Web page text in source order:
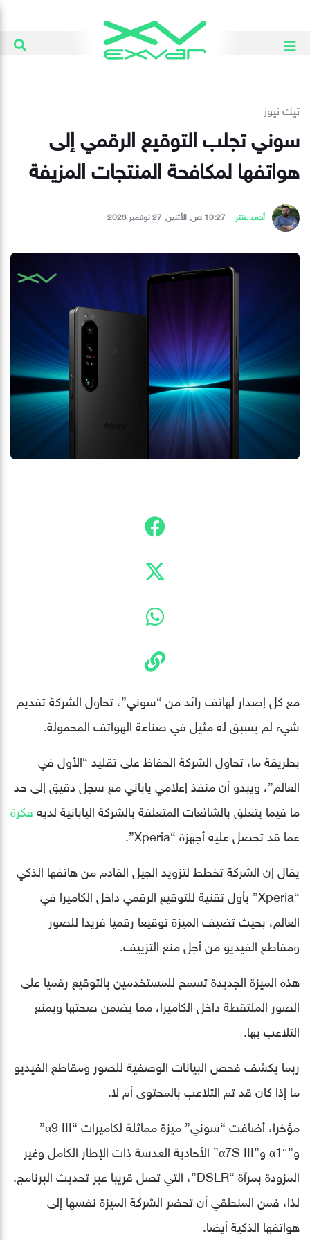
تيك نيوز
سوني تجلب التوقيع الرقمي إلى
هواتفها لمكافحة المنتجات المزيفة
أحمد عنتر 10:27 ص, الأثنين, 27 نوفمبر 2023
مع كل إصدار لهاتف رائد من “سوني”، تحاول الشركة تقديم
شيء لم يسبق له مثيل في صناعة الهواتف المحمولة.
بطريقة ما، تحاول الشركة الحفاظ على تقليد “الأول في
العالم”، ويبدو أن منفذ إعلامي ياباني مع سجل دقيق إلى حد
ما فيما يتعلق بالشائعات المتعلقة بالشركة اليابانية لديهفكرة
عما قد تحصل عليه أجهزة “Xperia”.
يقال إن الشركة تخطط لتزويد الجيل القادم من هاتفها الذكي
“Xperia” بأول تقنية للتوقيع الرقمي داخل الكاميرا في
العالم، بحيث تضيف الميزة توقيعا رقميا فريدا للصور
ومقاطع الفيديو من أجل منع التزييف.
هذه الميزة الجديدة تسمح للمستخدمين بالتوقيع رقميا على
الصور الملتقطة داخل الكاميرا، مما يضمن صحتها ويمنع
التلاعب بها.
ربما يكشف فحص البيانات الوصفية للصور ومقاطع الفيديو
ما إذا كان قد تم التلاعب بالمحتوى أم لا.
مؤخرا، أضافت “سوني” ميزة مماثلة لكاميرات “α9 III”
و”α1″ و”α7S III” الأحادية العدسة ذات الإطار الكامل وغير
المزودة بمرآة “DSLR”، التي تصل قريبا عبر تحديث البرنامج.
لذا، فمن المنطقي أن تحضر الشركة الميزة نفسها إلى
هواتفها الذكية أيضا.